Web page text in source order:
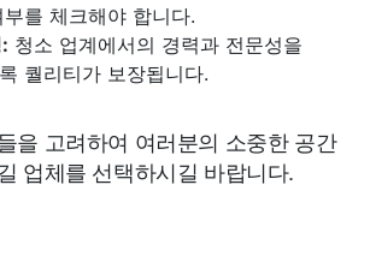
를 체크해야 합니다.
청소 업계에서의 경력과 전문성을
퀄리티가 보장됩니다.
을 고려하여 여러분의 소중한 공간
업체를 선택하시길 바랍니다.